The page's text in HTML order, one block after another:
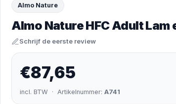
Almo Nature
Almo Nature HFC Adult Lam
Schrijf de eerste review
€87,65
incl. BTW · Artikelnummer: A741